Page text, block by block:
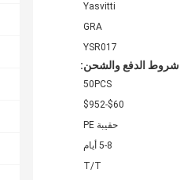
Yasvitti
GRA
YSR017
شروط الدفع والشحن:
50PCS
$60-$952
حقيبة PE
5-8 أيام
T/T